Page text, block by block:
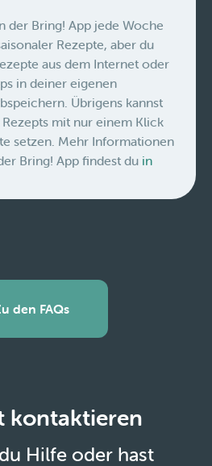
der Bring! App jede Woche
Rezepte, aber du
aus dem Internet oder
in deiner eigenen
Übrigens kannst
mit nur einem Klick
setzen. Mehr Informationen
Bring! App findest du in
den FAQs
kontaktieren
Hilfe oder hast